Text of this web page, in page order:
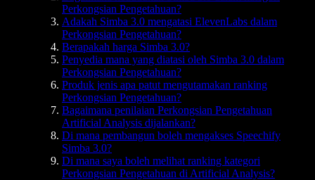
Perkongsian Pengetahuan?
Adakah Simba 3.0 mengatasi ElevenLabs dalam
Perkongsian Pengetahuan?
Berapakah harga Simba 3.0?
Penyedia mana yang diatasi oleh Simba 3.0 dalam
Perkongsian Pengetahuan?
Produk jenis apa patut mengutamakan ranking
Perkongsian Pengetahuan?
Bagaimana penilaian Perkongsian Pengetahuan
Artificial Analysis dijalankan?
Di mana pembangun boleh mengakses Speechify
Simba 3.0?
Di mana saya boleh melihat ranking kategori
Perkongsian Pengetahuan di Artificial Analysis?